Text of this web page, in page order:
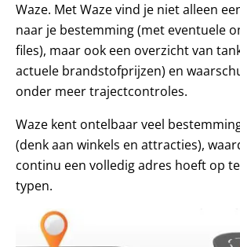
Waze. Met Waze vind je niet alleen
naar je bestemming (met eventuele
files), maar ook een overzicht van
actuele brandstofprijzen) en
onder meer trajectcontroles.
Waze kent ontelbaar veel
(denk aan winkels en attracties),
continu een volledig adres hoeft op
typen.